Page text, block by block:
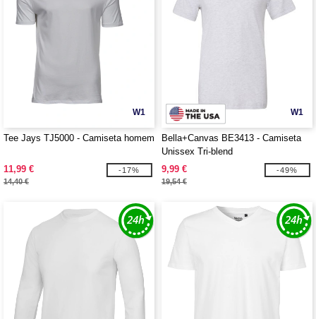
W1
Tee Jays TJ5000 - Camiseta homem
11,99 €
14,40 €
-17%
W1
Bella+Canvas BE3413 - Camiseta
Unissex Tri-blend
9,99 €
19,54 €
-49%